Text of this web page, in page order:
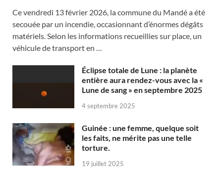
Ce vendredi 13 février 2026, la commune du Mandé a été
secouée par un incendie, occasionnant d’énormes dégâts
matériels. Selon les informations recueillies sur place, un
véhicule de transport en …
Éclipse totale de Lune : la planète
entière aura rendez-vous avec la «
Lune de sang » en septembre 2025
4 septembre 2025
Guinée : une femme, quelque soit
les faits, ne mérite pas une telle
torture.
19 juillet 2025